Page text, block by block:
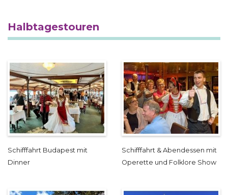
Halbtagestouren
Schifffahrt Budapest mit
Dinner
Schifffahrt & Abendessen mit
Operette und Folklore Show